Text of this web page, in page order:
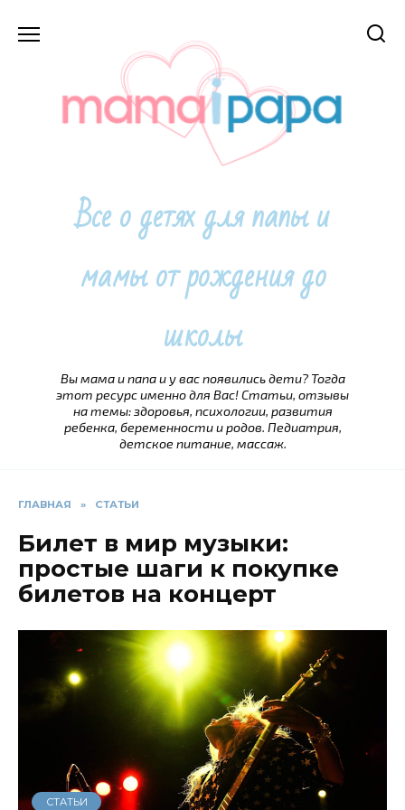
Все о детях для папы и
мамы от рождения до
школы
Вы мама и папа и у вас появились дети? Тогда
этот ресурс именно для Вас! Статьи, отзывы
на темы: здоровья, психологии, развития
ребенка, беременности и родов. Педиатрия,
детское питание, массаж.
ГЛАВНАЯ » СТАТЬИ
Билет в мир музыки:
простые шаги к покупке
билетов на концерт
СТАТЬИ